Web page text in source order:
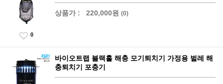
상품가 : 220,000원 (0)
0
바이오트랩 블랙홀 해충 모기퇴치기 가정용 벌레 해
충퇴치기 포충기